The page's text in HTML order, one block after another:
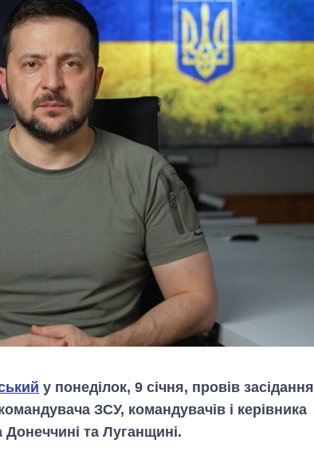
у понеділок, 9 січня, провів засідання
ЗСУ, командувачів і керівника
Донеччині та Луганщині.